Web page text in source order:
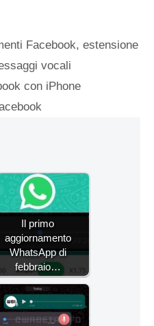
Facebook,estensione
vocali
con iPhone
Il primo
aggiornamento
WhatsApp di
febbraio…